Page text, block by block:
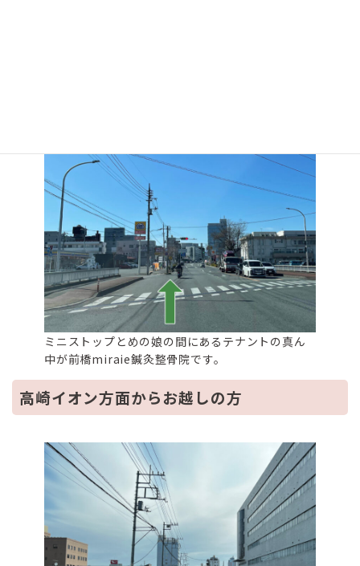
ミニストップとめの娘の間にあるテナントの真ん
中が前橋miraie鍼灸整骨院です。
高崎イオン方面からお越しの方